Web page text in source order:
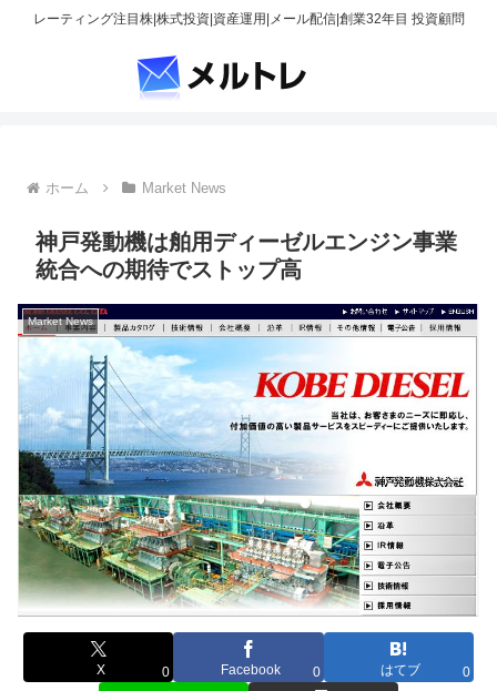
レーティング注目株|株式投資|資産運用|メール配信|創業32年目 投資顧問
ホーム Market News
神戸発動機は舶用ディーゼルエンジン事業
統合への期待でストップ高
Market News
X 0 Facebook 0 はてブ 0